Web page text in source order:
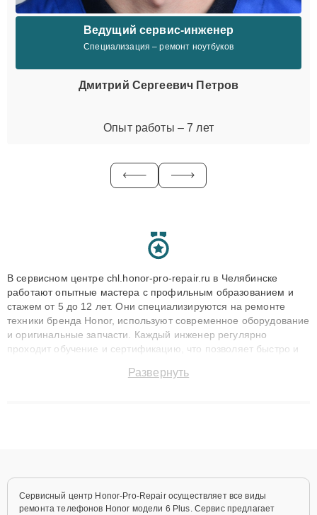
Ведущий сервис-инженер
Специализация – ремонт ноутбуков
Дмитрий Сергеевич Петров
Опыт работы – 7 лет
В сервисном центре chl.honor-pro-repair.ru в Челябинске
работают опытные мастера с профильным образованием и
стажем от 5 до 12 лет. Они специализируются на ремонте
техники бренда Honor, используют современное оборудование
и оригинальные запчасти. Каждый инженер регулярно
проходит обучение и сертификацию, что позволяет быстро и
сохранением гарантии до 3 лет. Наши мастера решают
Развернуть
Сервисный центр Honor-Pro-Repair осуществляет все виды
ремонта телефонов Honor модели 6 Plus. Сервис предлагает